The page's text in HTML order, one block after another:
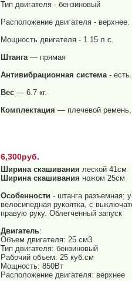
Тип двигателя - бензиновый
Расположение двигателя - верхнее.
Мощность двигателя - 1.15 л.с.
Штанга— прямая
Антивибрационная система- есть.
Вес — 6.7 кг.
Комплектация — плечевой ремень,
6,300руб.
Ширина скашивания леской 41см
Ширина скашивания ножом 25см
Особенности - штанга разъемная;
велосипедная рукоятка, с
правую руку. Облегченный запуск
Двигатель:
Объем двигателя: 25 см3
Тип двигателя: бензиновый
Рабочий объем: 25 куб.см
Мощность: 850Вт
Расположение двигателя: верхнее